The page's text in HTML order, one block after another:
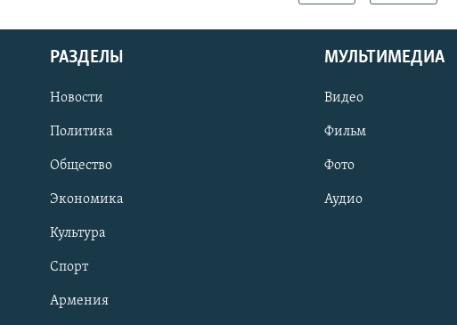
РАЗДЕЛЫ
Новости
Политика
Общество
Экономика
Культура
Спорт
Армения
МУЛЬТИМЕДИА
Видео
Фильм
Фото
Аудио